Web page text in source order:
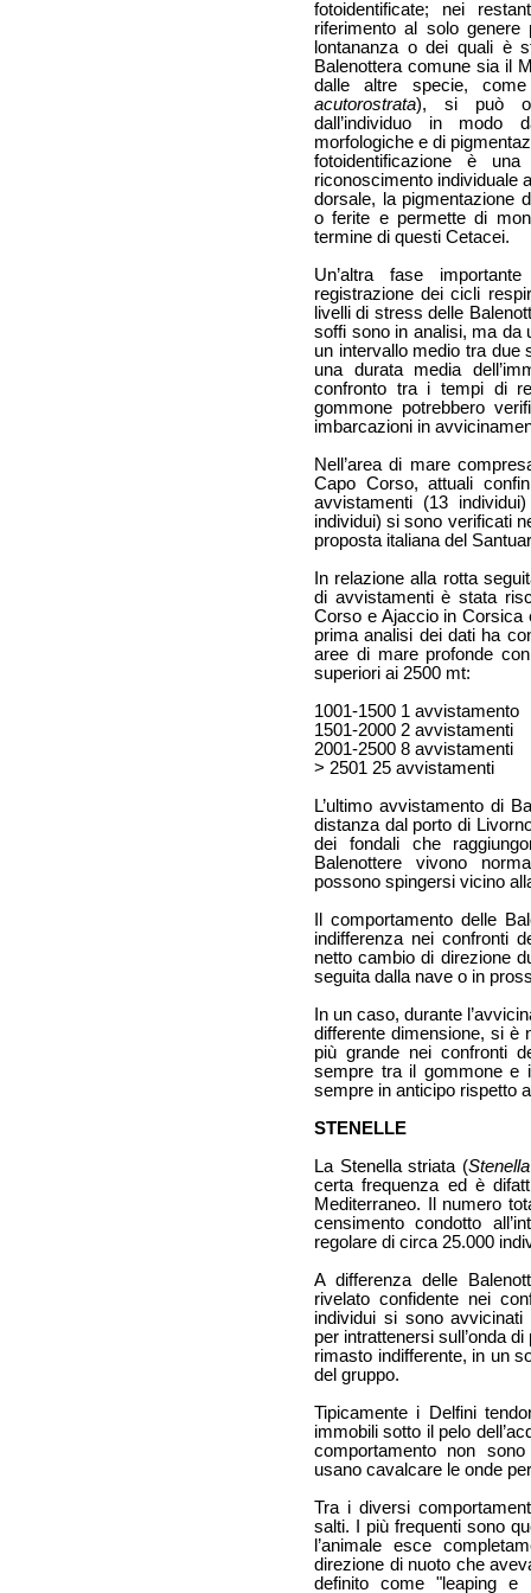
fotoidentificate; nei
riferimento al solo
lontananza o dei quali è
Balenottera comune sia il
dalle altre specie,
acutorostrata), si può
dall’individuo in modo
morfologiche e di
fotoidentificazione è
riconoscimento individuale
dorsale, la pigmentazione
o ferite e permette di
termine di questi Cetacei.
Un’altra fase
registrazione dei cicli
livelli di stress delle
soffi sono in analisi, ma da
un intervallo medio tra
una durata media
confronto tra i tempi di
gommone potrebbero
imbarcazioni in
Nell’area di mare
Capo Corso, attuali
avvistamenti (13
individui) si sono verificati
proposta italiana del
In relazione alla rotta
di avvistamenti è stata
Corso e Ajaccio in Corsica
prima analisi dei dati ha
aree di mare profonde
superiori ai 2500 mt:
1001-1500 1 avvistamento
1501-2000 2 avvistamenti
2001-2500 8 avvistamenti
> 2501 25 avvistamenti
L’ultimo avvistamento di
distanza dal porto di
dei fondali che
Balenottere vivono
possono spingersi vicino
Il comportamento delle
indifferenza nei confronti
netto cambio di direzione
seguita dalla nave o in
In un caso, durante
differente dimensione, si è
più grande nei confronti
sempre tra il gommone e
sempre in anticipo rispetto
STENELLE
La Stenella striata (
certa frequenza ed è
Mediterraneo. Il numero
censimento condotto
regolare di circa 25.000
A differenza delle
rivelato confidente nei
individui si sono
per intrattenersi sull’onda
rimasto indifferente, in un
del gruppo.
Tipicamente i Delfini
immobili sotto il pelo
comportamento non
usano cavalcare le onde
Tra i diversi
salti. I più frequenti sono
l’animale esce
direzione di nuoto che
definito come "leaping e